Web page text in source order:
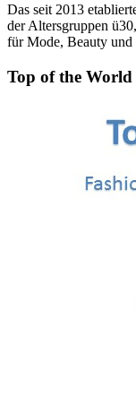
Das seit 2013
der Altersgruppen
für Mode, Beauty
Top of the World